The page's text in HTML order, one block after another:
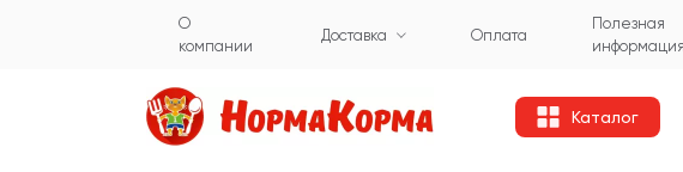
О
компании
Доставка Оплата
Полезная
информация
Каталог